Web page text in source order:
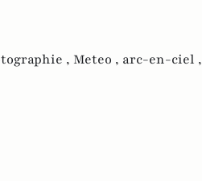
, Meteo , arc-en-ciel ,